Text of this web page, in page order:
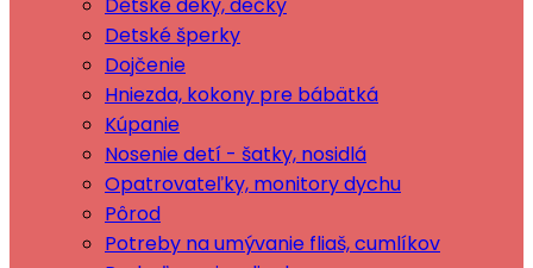
Detské šperky
Dojčenie
Hniezda, kokony pre bábätká
Kúpanie
Nosenie detí - šatky, nosidlá
Opatrovateľky, monitory dychu
Pôrod
Potreby na umývanie fliaš, cumlíkov